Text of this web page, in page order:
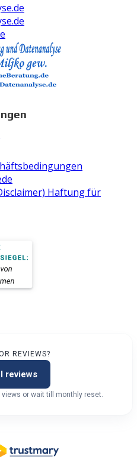
Haftung für
REVIEWS?
reviews
or wait till monthly reset.